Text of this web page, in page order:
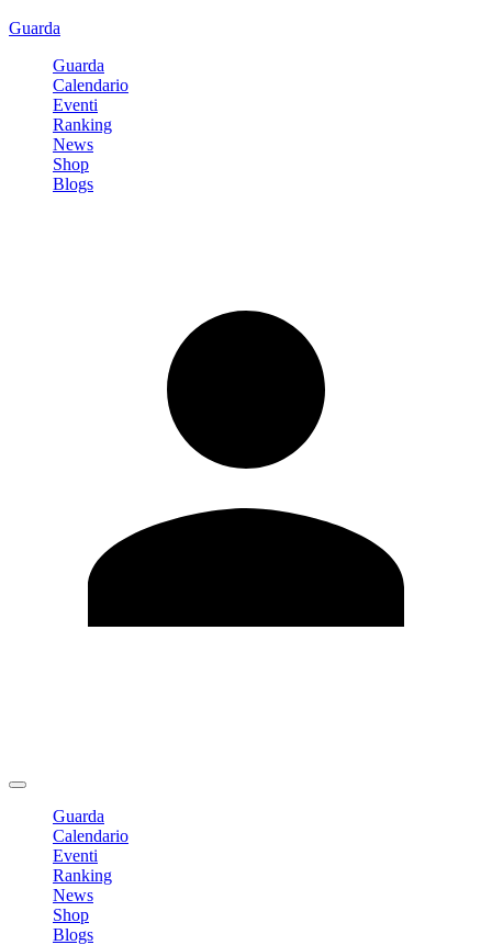
Guarda
Guarda
Calendario
Eventi
Ranking
News
Shop
Blogs
Guarda
Calendario
Eventi
Ranking
News
Shop
Blogs